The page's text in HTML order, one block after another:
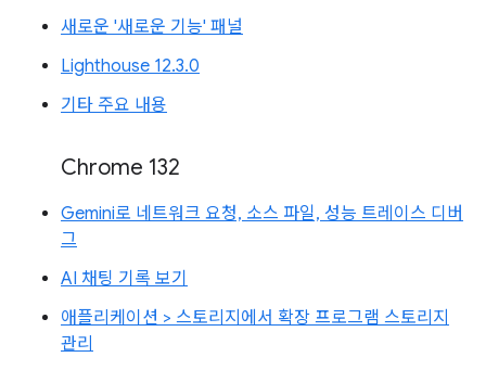
새로운 '새로운 기능' 패널
Lighthouse 12.3.0
기타 주요 내용
Chrome 132
Gemini로 네트워크 요청, 소스 파일, 성능 트레이스 디버
그
AI 채팅 기록 보기
애플리케이션 > 스토리지에서 확장 프로그램 스토리지
관리